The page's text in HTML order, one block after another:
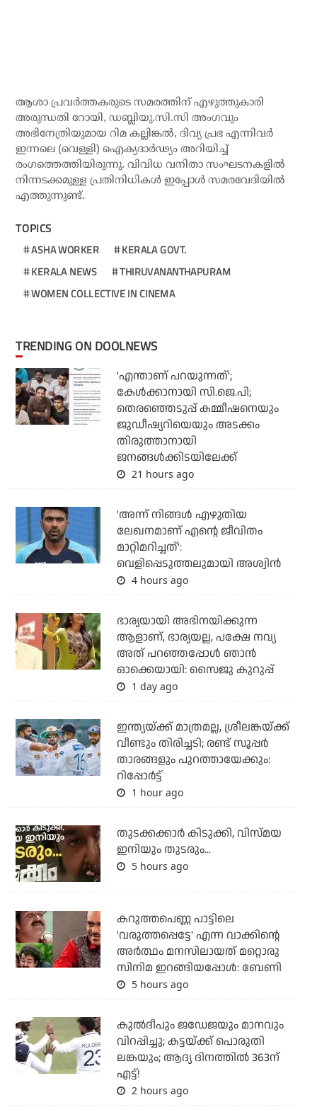
ആശാ പ്രവര്‍ത്തകരുടെ സമരത്തിന് എഴുത്തുകാരി
അരുന്ധതി റോയി, ഡബ്ലിയു.സി.സി അംഗവും
അഭിനേത്രിയുമായ റിമ കല്ലിങ്കല്‍, ദിവ്യ പ്രഭ എന്നിവര്‍
ഇന്നലെ (വെള്ളി) ഐക്യദാര്‍ഢ്യം അറിയിച്ച്
രംഗത്തെത്തിയിരുന്നു. വിവിധ വനിതാ സംഘടനകളില്‍
നിന്നടക്കമുള്ള പ്രതിനിധികള്‍ ഇപ്പോള്‍ സമരവേദിയില്‍
എത്തുന്നുണ്ട്.
TOPICS
ASHA WORKER
KERALA GOVT.
KERALA NEWS
THIRUVANANTHAPURAM
WOMEN COLLECTIVE IN CINEMA
TRENDING ON DOOLNEWS
'എന്താണ് പറയുന്നത്';
കേള്‍ക്കാനായി സി.ജെ.പി;
തെരഞ്ഞെടുപ്പ് കമ്മീഷനെയും
ജുഡീഷ്യറിയെയും അടക്കം
തിരുത്താനായി
ജനങ്ങള്‍ക്കിടയിലേക്ക്
21 hours ago
'അന്ന് നിങ്ങള്‍ എഴുതിയ
ലേഖനമാണ് എന്റെ ജീവിതം
മാറ്റിമറിച്ചത്':
വെളിപ്പെടുത്തലുമായി അശ്വിന്‍
4 hours ago
ഭാര്യയായി അഭിനയിക്കുന്ന
ആളാണ്, ഭാര്യയല്ല, പക്ഷേ നവ്യ
അത് പറഞ്ഞപ്പോള്‍ ഞാന്‍
ഓക്കെയായി: സൈജു കുറുപ്പ്
1 day ago
ഇന്ത്യയ്ക്ക് മാത്രമല്ല, ശ്രീലങ്കയ്ക്ക്
വീണ്ടും തിരിച്ചടി; രണ്ട് സൂപ്പര്‍
താരങ്ങളും പുറത്തായേക്കും:
റിപ്പോര്‍ട്ട്
1 hour ago
തുടക്കക്കാര്‍ കിടുക്കി, വിസ്മയ
ഇനിയും തുടരും...
5 hours ago
കറുത്തപെണ്ണ പാട്ടിലെ
'വരുത്തപ്പെട്ടേ' എന്ന വാക്കിന്റെ
അർത്ഥം മനസിലായത് മറ്റൊരു
സിനിമ ഇറങ്ങിയപ്പോൾ: ബേണി
5 hours ago
കുല്‍ദീപും ജഡേജയും മാനവും
വിറപ്പിച്ചു; കട്ടയ്ക്ക് പൊരുതി
ലങ്കയും; ആദ്യ ദിനത്തില്‍ 363ന്
എട്ട്!
2 hours ago